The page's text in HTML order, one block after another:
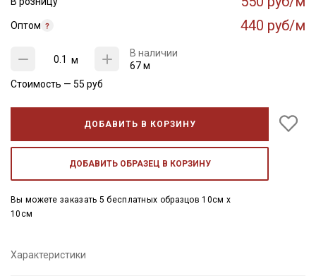
Оптом 440 руб/м
м
В наличии
67 м
Стоимость — 55 руб
ДОБАВИТЬ В КОРЗИНУ
ДОБАВИТЬ ОБРАЗЕЦ В КОРЗИНУ
Вы можете заказать 5 бесплатных образцов 10см x
10см
Характеристики